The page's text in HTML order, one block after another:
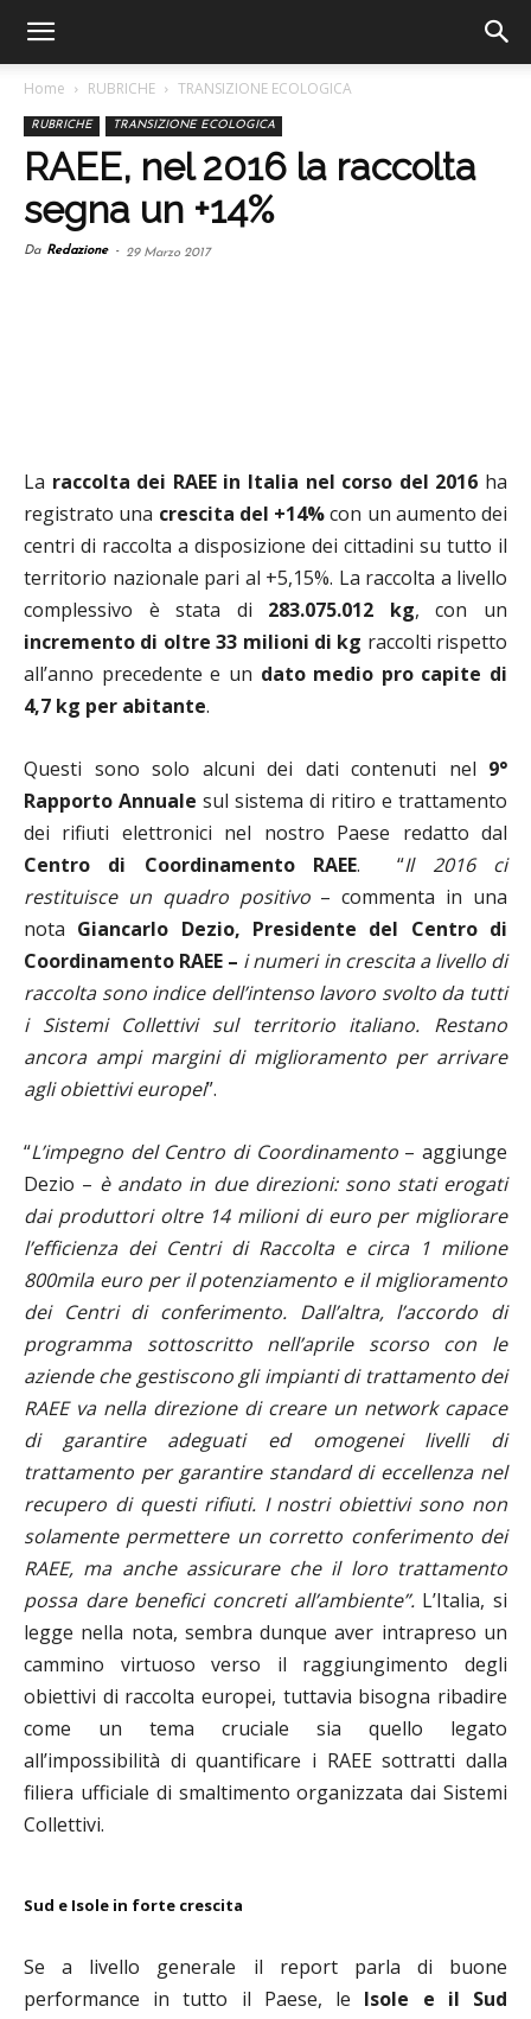
Home RUBRICHE TRANSIZIONE ECOLOGICA
RUBRICHE TRANSIZIONE ECOLOGICA
RAEE, nel 2016 la raccolta
segna un +14%
Da Redazione - 29 Marzo 2017
La raccolta dei RAEE in Italia nel corso del 2016 ha
registrato una crescita del +14%con un aumento dei
centri di raccolta a disposizione dei cittadini su tutto il
territorio nazionale pari al +5,15%. La raccolta a livello
complessivo è stata di 283.075.012 kg, con un
incremento di oltre 33 milioni di kg raccolti rispetto
all’anno precedente e un dato medio pro capite di
4,7 kg per abitante.
Questi sono solo alcuni dei dati contenuti nel 9°
Rapporto Annuale sul sistema di ritiro e trattamento
dei rifiuti elettronici nel nostro Paese redatto dal
Centro di Coordinamento RAEE.“Il 2016 ci
restituisce un quadro positivo– commenta in una
nota Giancarlo Dezio, Presidente del Centro di
Coordinamento RAEE – i numeri in crescita a livello di
raccolta sono indice dell’intenso lavoro svolto da tutti
i Sistemi Collettivi sul territorio italiano. Restano
ancora ampi margini di miglioramento per arrivare
agli obiettivi europei”.
“L’impegno del Centro di Coordinamento– aggiunge
Dezio – è andato in due direzioni: sono stati erogati
dai produttori oltre 14 milioni di euro per migliorare
l’efficienza dei Centri di Raccolta e circa 1 milione
800mila euro per il potenziamento e il miglioramento
dei Centri di conferimento. Dall’altra, l’accordo di
programma sottoscritto nell’aprile scorso con le
aziende che gestiscono gli impianti di trattamento dei
RAEE va nella direzione di creare un network capace
di garantire adeguati ed omogenei livelli di
trattamento per garantire standard di eccellenza nel
recupero di questi rifiuti. I nostri obiettivi sono non
solamente permettere un corretto conferimento dei
RAEE, ma anche assicurare che il loro trattamento
possa dare benefici concreti all’ambiente”. L’Italia, si
legge nella nota, sembra dunque aver intrapreso un
cammino virtuoso verso il raggiungimento degli
obiettivi di raccolta europei, tuttavia bisogna ribadire
come un tema cruciale sia quello legato
all’impossibilità di quantificare i RAEE sottratti dalla
filiera ufficiale di smaltimento organizzata dai Sistemi
Collettivi.
Sud e Isole in forte crescita
Se a livello generale il report parla di buone
performance in tutto il Paese, le Isole e il Sud